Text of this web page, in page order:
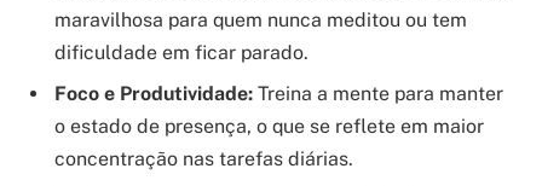
maravilhosa para quem nunca meditou ou tem
dificuldade em ficar parado.
Foco e Produtividade: Treina a mente para manter
o estado de presença, o que se reflete em maior
concentração nas tarefas diárias.